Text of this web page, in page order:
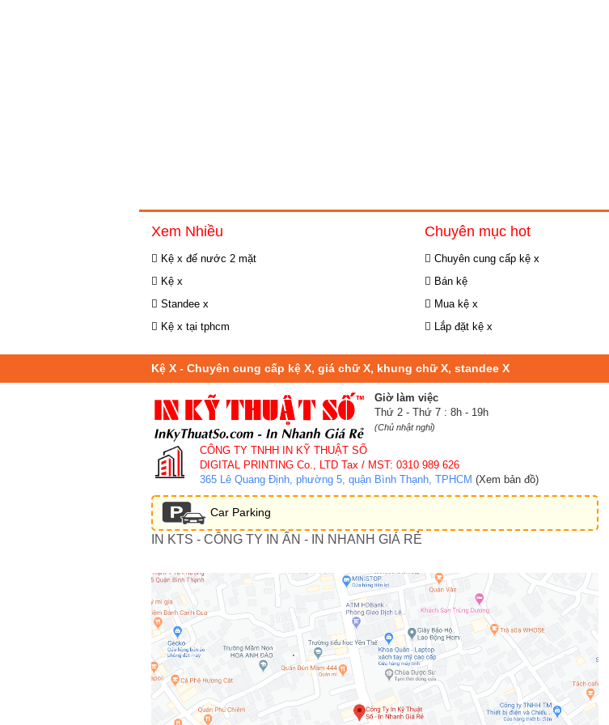
Xem Nhiều
Kệ x đế nước 2 mặt
Kệ x
Standee x
Kệ x tại tphcm
Chuyên mục hot
Chuyên cung cấp kệ x
Bán kệ
Mua kệ x
Lắp đặt kệ x
Kệ X - Chuyên cung cấp kệ X, giá chữ X, khung chữ X, standee X
Giờ làm việc
Thứ 2 - Thứ 7 : 8h - 19h
(Chủ nhật nghỉ)
CÔNG TY TNHH IN KỸ THUẬT SỐ
DIGITAL PRINTING Co., LTD Tax / MST: 0310 989 626
365 Lê Quang Định, phường 5, quận Bình Thạnh, TPHCM (Xem bản đồ)
Car Parking
IN KTS - CÔNG TY IN ẤN - IN NHANH GIÁ RẺ